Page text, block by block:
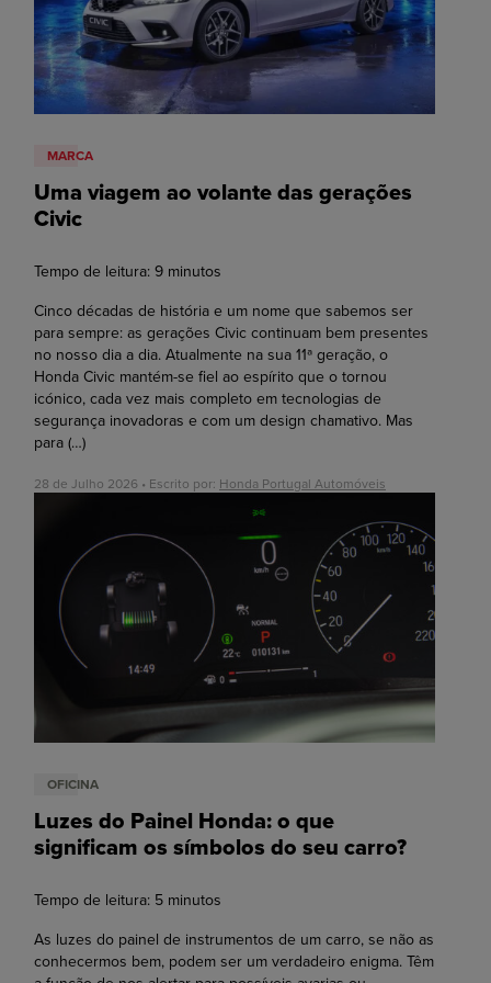
MARCA
Uma viagem ao volante das gerações
Civic
Tempo de leitura: 9 minutos
Cinco décadas de história e um nome que sabemos ser
para sempre: as gerações Civic continuam bem presentes
no nosso dia a dia. Atualmente na sua 11ª geração, o
Honda Civic mantém-se fiel ao espírito que o tornou
icónico, cada vez mais completo em tecnologias de
segurança inovadoras e com um design chamativo. Mas
para (…)
28 de Julho 2026 • Escrito por: Honda Portugal Automóveis
OFICINA
Luzes do Painel Honda: o que
significam os símbolos do seu carro?
Tempo de leitura: 5 minutos
As luzes do painel de instrumentos de um carro, se não as
conhecermos bem, podem ser um verdadeiro enigma. Têm